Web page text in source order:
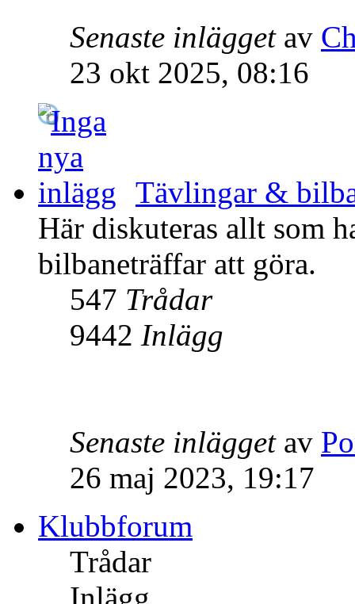
Senaste inläggetav
23 okt 2025, 08:16
Tävlingar &
Här diskuteras allt som
bilbaneträffar att göra.
547 Trådar
9442 Inlägg
Senaste inläggetav
26 maj 2023, 19:17
Klubbforum
Trådar